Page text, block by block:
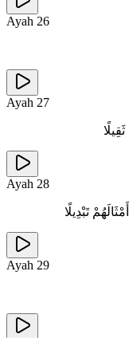
Ayah 26
Ayah 27
Ayah 28
تَبْدِيلًا
Ayah 29